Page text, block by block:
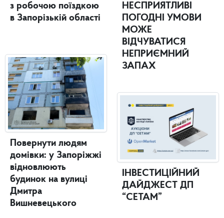
з робочою поїздкою
в Запорізькій області
Повернути людям
домівки: у Запоріжжі
відновлюють
будинок на вулиці
Дмитра
Вишневецького
НЕСПРИЯТЛИВІ
ПОГОДНІ УМОВИ
МОЖЕ
ВІДЧУВАТИСЯ
НЕПРИЄМНИЙ
ЗАПАХ
ІНВЕСТИЦІЙНИЙ
ДАЙДЖЕСТ ДП
“СЕТАМ”